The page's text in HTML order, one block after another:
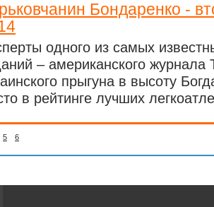
Бондаренко -
одного из самых
– американского журнала
прыгуна в высоту
в рейтинге лучших
5 6